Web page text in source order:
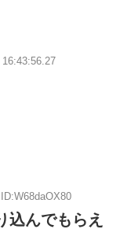
込んでもらえ